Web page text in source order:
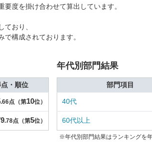
度を掛け合わせて算出しています。
おり、
構成されております。
・順位
.66点（第10位）
.78点（第5位）
年代別部門結果
部門項目
40代
60代以上
※年代別部門結果はランキングを